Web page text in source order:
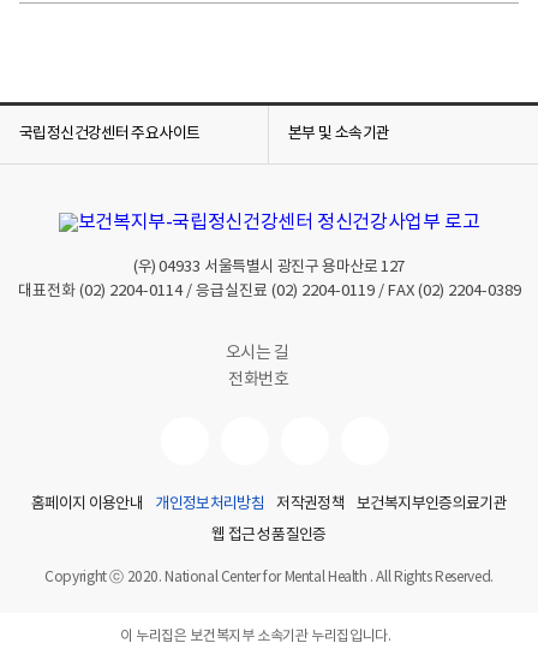
국립정신건강센터 주요사이트 본부 및 소속기관
(우)04933 서울특별시 광진구 용마산로 127
대표전화 (02) 2204-0114/ 응급실진료 (02) 2204-0119/ FAX (02) 2204-0389
오시는 길
전화번호
홈페이지 이용안내 개인정보처리방침 저작권정책
보건복지부인증의료기관
웹 접근성 품질인증
Copyright ⓒ 2020. National Center for Mental Health . All Rights Reserved.
이 누리집은 보건복지부 소속기관 누리집입니다.